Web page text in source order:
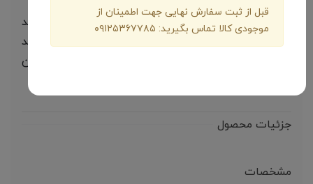
البته شما در این سایت مجموعی از خدمات را خواهید
داشت که هر کدام شما را بابت خریدتان خاطر‌جمع خواهد
و همچنین زنانه از نمونه همین
جزئیات محصول
مشخصات
قبل از ثبت سفارش نهایی جهت اطمینان از
موجودی کالا تماس بگیرید: ۰۹۱۲۵۳۶۷۷۸۵